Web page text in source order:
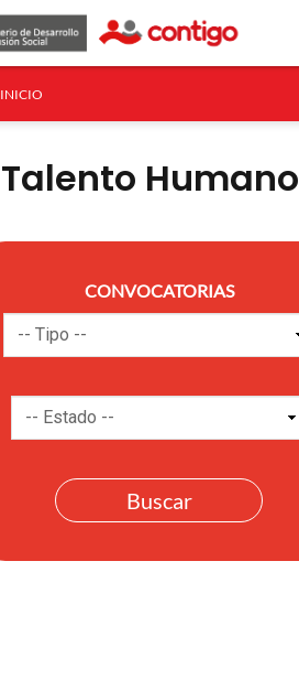
INICIO
Talento Humano
CONVOCATORIAS